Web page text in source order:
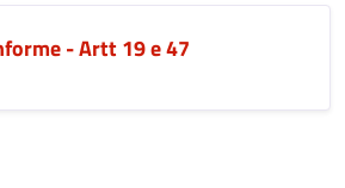
- Artt 19 e 47